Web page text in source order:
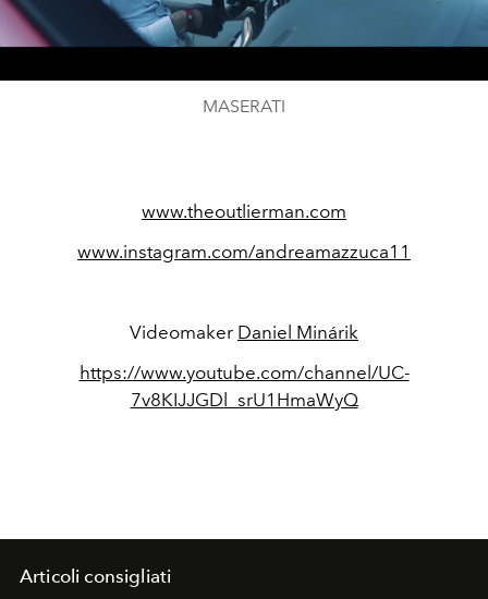
Video
MASERATI
www.theoutlierman.com
www.instagram.com/andreamazzuca11
Videomaker Daniel Minárik
https://www.youtube.com/channel/UC-
7v8KIJJGDl_srU1HmaWyQ
Articoli consigliati